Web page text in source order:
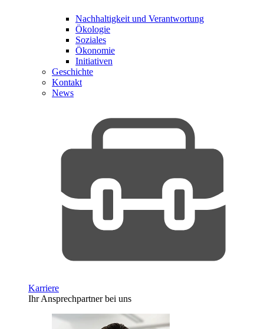
Nachhaltigkeit und Verantwortung
Ökologie
Soziales
Ökonomie
Initiativen
Geschichte
Kontakt
News
Karriere
Ihr Ansprechpartner bei uns